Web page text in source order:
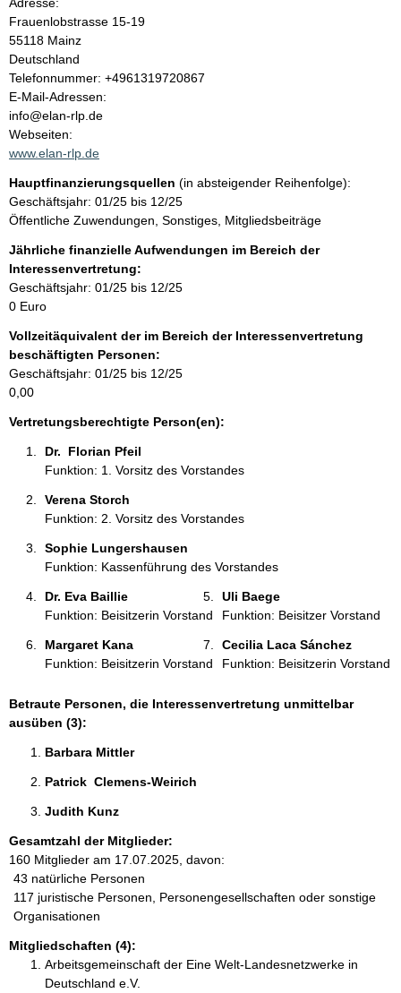
a
l
t
Frauenlobstrasse 15-19
55118 Mainz
Deutschland
K
o
n
t
a
t
i
n
f
o
r
m
t
i
o
n
e
Telefonnummer: +4961319720867
E-Mail-Adressen:
info@elan-rlp.de
Webseiten:
www.elan-rlp.de
Hauptfinanzierungsquellen (in absteigender Reihenfolge):
Geschäftsjahr: 01/25 bis 12/25
Öffentliche Zuwendungen, Sonstiges, Mitgliedsbeiträge
Jährliche finanzielle Aufwendungen im Bereich der
Interessenvertretung:
Geschäftsjahr: 01/25 bis 12/25
0 Euro
Vollzeitäquivalent der im Bereich der Interessenvertretung
beschäftigten Personen:
Geschäftsjahr: 01/25 bis 12/25
0,00
Vertretungsberechtigte Person(en):
Dr.  Florian Pfeil
Funktion: 1. Vorsitz des Vorstandes
Verena Storch
Funktion: 2. Vorsitz des Vorstandes
Sophie Lungershausen
Funktion: Kassenführung des Vorstandes
Dr. Eva Baillie
Funktion: Beisitzerin Vorstand
Uli Baege
Funktion: Beisitzer Vorstand
Margaret Kana
Funktion: Beisitzerin Vorstand
Cecilia Laca Sánchez
Funktion: Beisitzerin Vorstand
Betraute Personen, die Interessenvertretung unmittelbar
ausüben (3):
Barbara Mittler
Patrick  Clemens-Weirich
Judith Kunz
Gesamtzahl der Mitglieder:
160 Mitglieder am 17.07.2025, davon:
43 natürliche Personen
117 juristische Personen, Personengesellschaften oder sonstige
Organisationen
Mitgliedschaften (4):
Arbeitsgemeinschaft der Eine Welt-Landesnetzwerke in
Deutschland e.V.